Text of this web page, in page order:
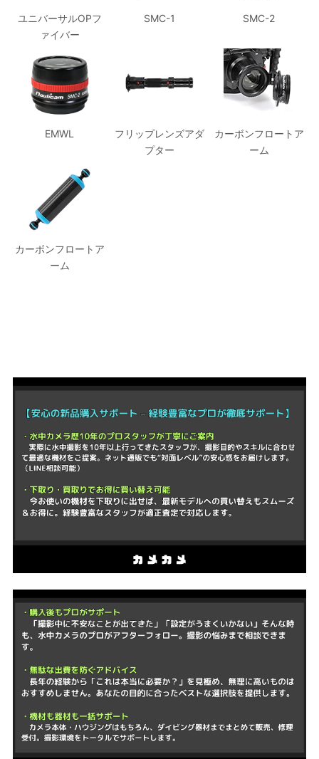
ユニバーサルOPフ
ァイバー
SMC-1 SMC-2
EMWL
フリップレンズアダ
プター
カーボンフロートア
ーム
カーボンフロートア
ーム